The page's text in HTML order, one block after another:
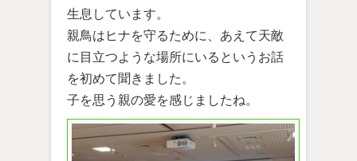
生息しています。
親鳥はヒナを守るために、あえて天敵
に目立つような場所にいるというお話
を初めて聞きました。
子を思う親の愛を感じましたね。